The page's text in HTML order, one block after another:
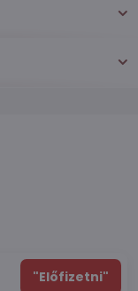
"Előfizetni"